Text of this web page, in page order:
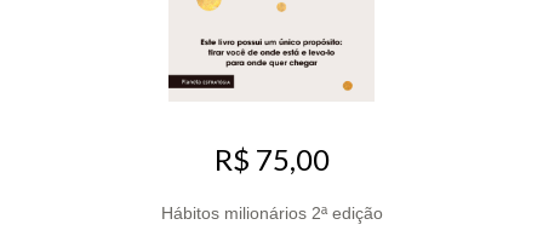
R$ 75,00
Hábitos milionários 2ª edição